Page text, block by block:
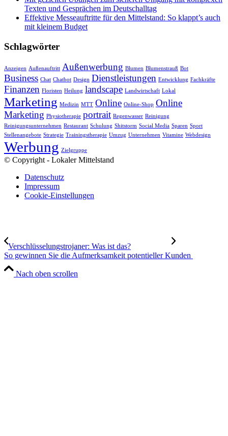
Texten und Gesprächen im Deutschalltag
Effektive Messeauftritte für den Mittelstand: So klappt’s auch
mit kleinem Budget
Schlagwörter
Anzeigen Außenauftritt Außenwerbung Blumen Blumenstrauß Bot
Business Chat Chatbot Design Dienstleistungen Entwicklung Fachkräfte
Finanzen Floristen Heilung landscape Landwirtschaft Lokal
Marketing Medizin MTT Online Online-Shop Online
Marketing Physiotherapie portrait Regenwasser Reinigung
Reinigungsunternehmen Restaurant Schulung Shitstorm Social Media Sparen Sport
Stellenangebote Strategie Trainingstherapie Umzug Unternehmen Vitamine Webdesign
Werbung Zielgruppe
© Copyright - Lokaler Mittelstand
Datenschutz
Impressum
Cookie-Einstellungen
Verschlüsselungstrojaner: Was ist das?
So gewinnen Sie die Aufmerksamkeit potentieller Kunden
Nach oben scrollen